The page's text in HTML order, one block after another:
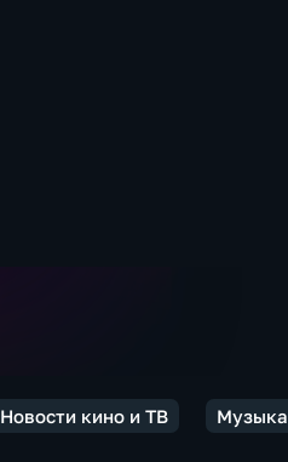
Новости кино и ТВ